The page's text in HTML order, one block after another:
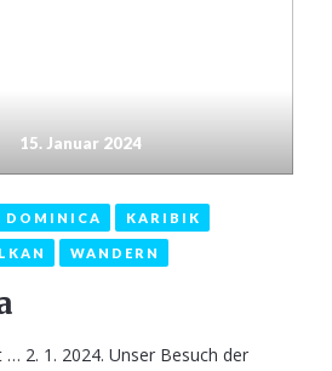
15. Januar 2024
DOMINICA KARIBIK
WANDERN
2. 1. 2024. Unser Besuch der